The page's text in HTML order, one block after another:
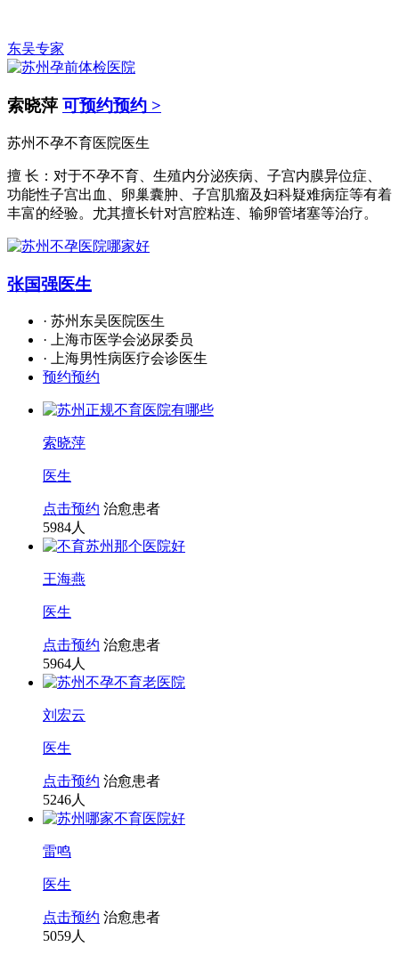
东吴专家
索晓萍 可预约预约 >
苏州不孕不育医院医生
擅 长：对于不孕不育、生殖内分泌疾病、子宫内膜异位症、
功能性子宫出血、卵巢囊肿、子宫肌瘤及妇科疑难病症等有着
丰富的经验。尤其擅长针对宫腔粘连、输卵管堵塞等治疗。
张国强医生
· 苏州东吴医院医生
· 上海市医学会泌尿委员
· 上海男性病医疗会诊医生
预约预约
索晓萍
医生
点击预约 治愈患者
5984人
王海燕
医生
点击预约 治愈患者
5964人
刘宏云
医生
点击预约 治愈患者
5246人
雷鸣
医生
点击预约 治愈患者
5059人